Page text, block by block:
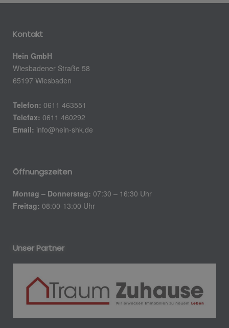
Kontakt
Hein GmbH
Wiesbadener Straße 58
65197 Wiesbaden
Telefon: 0611 463551
Telefax: 0611 460292
Email: info@hein-shk.de
Öffnungszeiten
Montag – Donnerstag: 07:30 – 16:30 Uhr
Freitag: 08:00-13:00 Uhr
Unser Partner